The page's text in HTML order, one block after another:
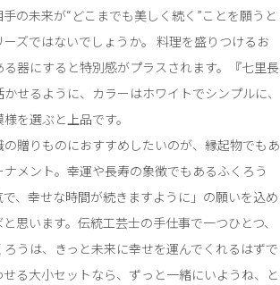
の未来が“どこまでも美しく続く”ことを願うと
ズではないでしょうか。 料理を盛りつけるお
器にすると特別感がプラスされます。『七里長
せるように、カラーはホワイトでシンプルに、
を選ぶと上品です。
の贈りものにおすすめしたいのが、縁起物でもあ
メント。幸運や長寿の象徴でもあるふくろう
、幸せな時間が続きますように」の願いを込め
思います。伝統工芸士の手仕事で一つひとつ、
うは、きっと未来に幸せを運んでくれるはずで
る大小セットなら、ずっと一緒にいようね、と